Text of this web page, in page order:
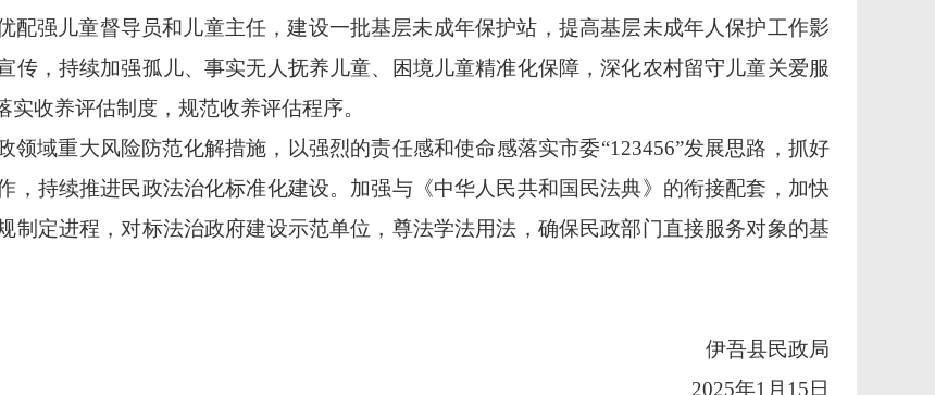
配强儿童督导员和儿童主任，建设一批基层未成年保护站，提高基层未成年人保护工作影
传，持续加强孤儿、事实无人抚养儿童、困境儿童精准化保障，深化农村留守儿童关爱服
收养评估制度，规范收养评估程序。
领域重大风险防范化解措施，以强烈的责任感和使命感落实市委“123456”发展思路，抓好
，持续推进民政法治化标准化建设。加强与《中华人民共和国民法典》的衔接配套，加快
制定进程，对标法治政府建设示范单位，尊法学法用法，确保民政部门直接服务对象的基
伊吾县民政局
2025年1月15日